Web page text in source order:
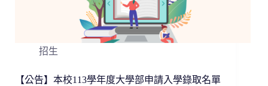
招生
【公告】本校113學年度大學部申請入學錄取名單